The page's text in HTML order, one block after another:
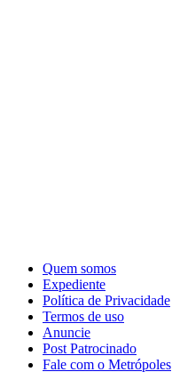
Quem somos
Expediente
Política de Privacidade
Termos de uso
Anuncie
Post Patrocinado
Fale com o Metrópoles